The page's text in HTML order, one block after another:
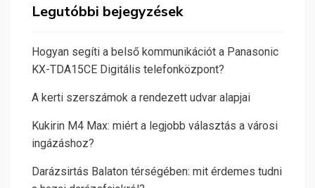
Legutóbbi bejegyzések
Hogyan segíti a belső kommunikációt a Panasonic
KX-TDA15CE Digitális telefonközpont?
A kerti szerszámok a rendezett udvar alapjai
Kukirin M4 Max: miért a legjobb választás a városi
ingázáshoz?
Darázsirtás Balaton térségében: mit érdemes tudni